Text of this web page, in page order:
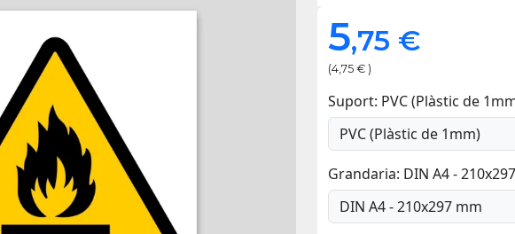
5,75 €
(4,75 € )
Suport: PVC (Plàstic de
Grandaria: DIN A4 -